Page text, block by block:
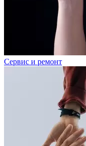
Сервис и ремонт